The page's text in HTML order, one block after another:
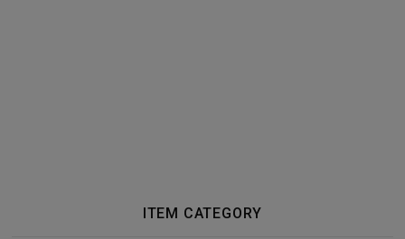
ITEM CATEGORY